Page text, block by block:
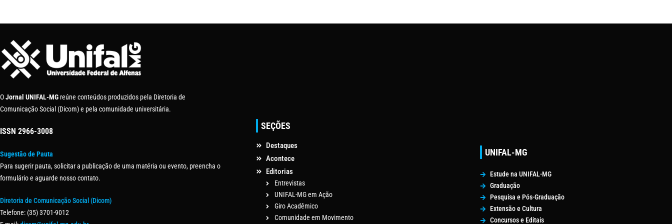
OJornal UNIFAL-MG reúne conteúdos produzidos pela Diretoria de
Comunicação Social (Dicom) e pela comunidade universitária.
ISSN 2966-3008
Sugestão de Pauta
Para sugerir pauta, solicitar a publicação de uma matéria ou evento, preencha o
formulário e aguarde nosso contato.
Diretoria de Comunicação Social (Dicom)
Telefone: (35) 3701-9012
SEÇÕES
Destaques
Acontece
Editorias
Entrevistas
UNIFAL-MG em Ação
Giro Acadêmico
Comunidade em Movimento
UNIFAL-MG
Estude na UNIFAL-MG
Graduação
Pesquisa e Pós-Graduação
Extensão e Cultura
Concursos e Editais